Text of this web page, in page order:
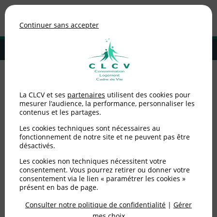
MENU
Adhérer à la CLCV
âge 900g, 2ème âge 900g et Croissance en Poudre 900g de marque
Carrefour Baby
Rappel produit : Lait 1er
âge 900g, 2ème âge 900g
et Croissance en Poudre
900g de marque
Carrefour Baby
Continuer sans accepter
La CLCV et ses partenaires utilisent des cookies pour
mesurer l’audience, la performance, personnaliser les
contenus et les partages.
Les cookies techniques sont nécessaires au
fonctionnement de notre site et ne peuvent pas être
désactivés.
Les cookies non techniques nécessitent votre
consentement. Vous pourrez retirer ou donner votre
consentement via le lien « paramétrer les cookies »
présent en bas de page.
Consulter notre politique de confidentialité | Gérer